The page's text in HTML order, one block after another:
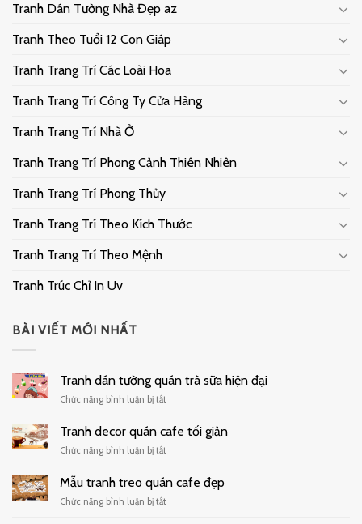
Tranh Dán Tường Nhà Đẹp az
Tranh Theo Tuổi 12 Con Giáp
Tranh Trang Trí Các Loài Hoa
Tranh Trang Trí Công Ty Cửa Hàng
Tranh Trang Trí Nhà Ở
Tranh Trang Trí Phong Cảnh Thiên Nhiên
Tranh Trang Trí Phong Thủy
Tranh Trang Trí Theo Kích Thước
Tranh Trang Trí Theo Mệnh
Tranh Trúc Chỉ In Uv
BÀI VIẾT MỚI NHẤT
Tranh dán tường quán trà sữa hiện đại
Chức năng bình luận bị tắtở
dán
quán
sữa
Tranh decor quán cafe tối giản
Chức năng bình luận bị tắtở
decor
cafe
Mẫu tranh treo quán cafe đẹp
Chức năng bình luận bị tắtở